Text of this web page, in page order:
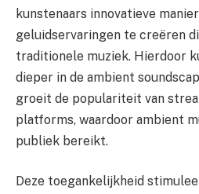
kunstenaars innovatieve
geluidservaringen te creëren
traditionele muziek. Hierdoor
dieper in de ambient
groeit de populariteit van
platforms, waardoor ambient
publiek bereikt.
Deze toegankelijkheid